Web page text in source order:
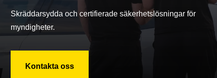
Skräddarsydda och certifierade säkerhetslösningar för
myndigheter.
Kontakta oss